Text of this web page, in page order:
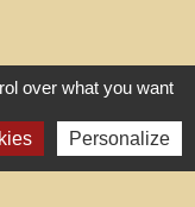
over what you want
Personalize